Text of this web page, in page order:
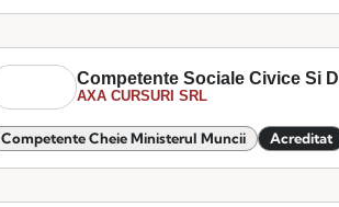
Competente Sociale Civice Si
AXA CURSURI SRL
Competente Cheie Ministerul Muncii Acreditat